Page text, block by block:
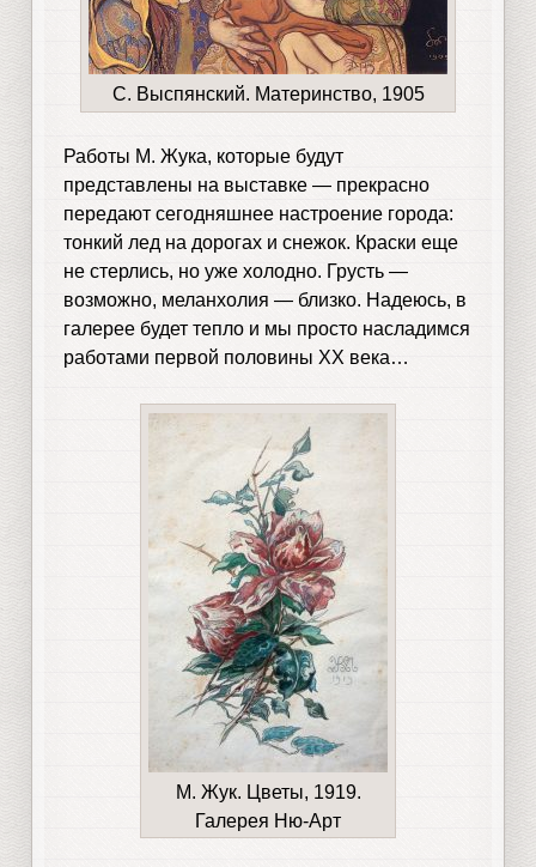
С. Выспянский. Материнство, 1905
Работы М. Жука, которые будут
представлены на выставке — прекрасно
передают сегодняшнее настроение города:
тонкий лед на дорогах и снежок. Краски еще
не стерлись, но уже холодно. Грусть —
возможно, меланхолия — близко. Надеюсь, в
галерее будет тепло и мы просто насладимся
работами первой половины XX века…
М. Жук. Цветы, 1919.
Галерея Ню-Арт